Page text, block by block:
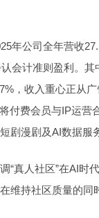
年公司全年营收
会计准则盈利。
，收入重心正从
付费会员与IP运营
剧漫剧及AI数据服
“真人社区”在AI时
维持社区质量的